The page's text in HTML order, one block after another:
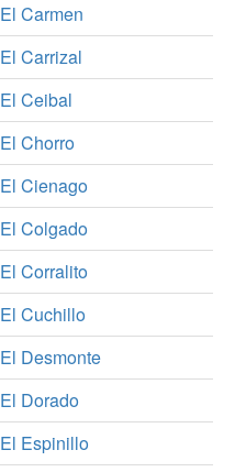
El Carmen
El Carrizal
El Ceibal
El Chorro
El Cienago
El Colgado
El Corralito
El Cuchillo
El Desmonte
El Dorado
El Espinillo